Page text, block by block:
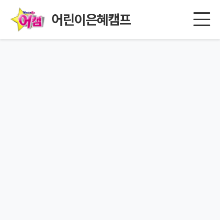
어린이은혜캠프